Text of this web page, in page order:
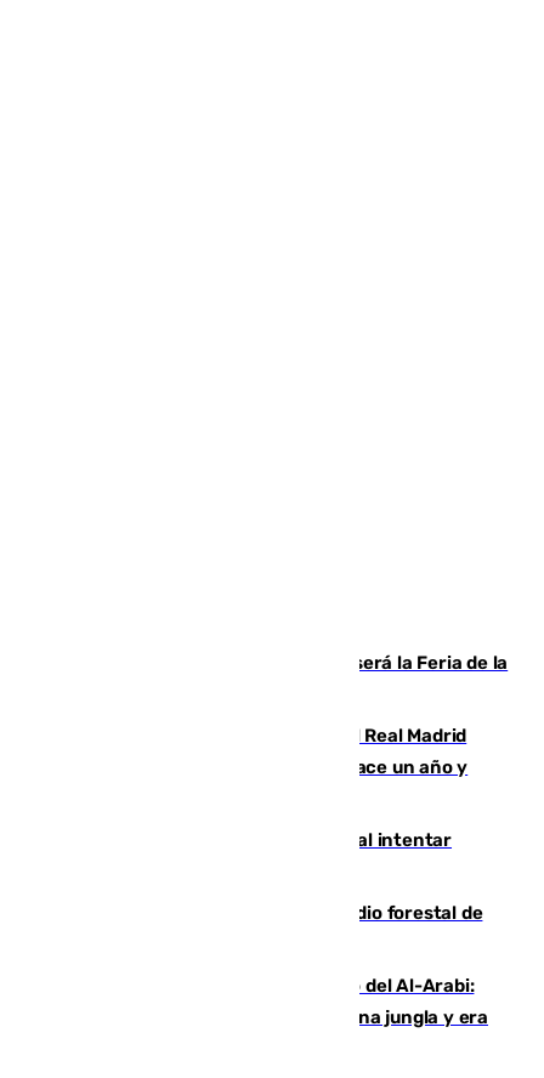
Talleres, escape room y música: así será la Feria de la
El fichaje más caro de la historia del Real Madrid
costaba 105 millones de euros menos hace un año y
Ceuta suma 82 fallecidos en el mar al intentar
Huelva eleva a emergencia el incendio forestal de
Juanfran Funes, sobre el duro juego del Al-Arabi:
“Por momentos nos hemos metido en una jungla y era